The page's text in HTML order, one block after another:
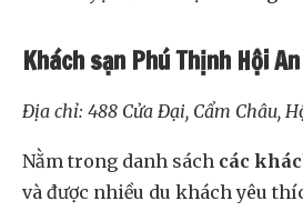
Khách sạn Phú Thịnh Hội An
Địa chỉ: 488 Cửa Đại, Cẩm Châu,
Nằm trong danh sách các
và được nhiều du khách yêu